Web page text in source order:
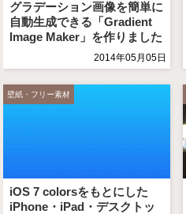
グラデーション画像を簡単に
自動生成できる「Gradient
Image Maker」を作りました
2014年05月05日
壁紙・フリー素材
iOS 7 colorsをもとにした
iPhone・iPad・デスクトッ